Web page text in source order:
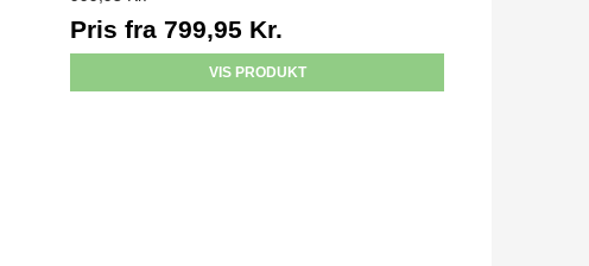
Pris fra799,95 Kr.
VIS PRODUKT